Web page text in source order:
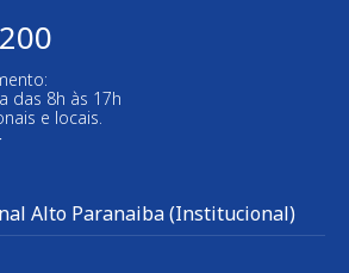
das 8h às 17h
e locais.
Alto Paranaiba (Institucional)